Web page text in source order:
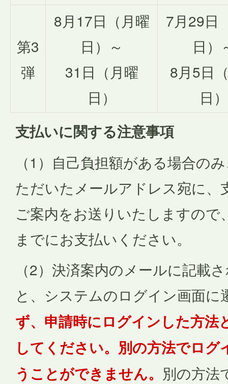
第3
弾
8月17日（月曜
日）～
31日（月曜
日）
7月29日
日）
8月5日
日）
支払いに関する注意事項
（1）自己負担額がある場合の
ただいたメールアドレス宛に、
ご案内をお送りいたしますので
までにお支払いください。
（2）決済案内のメールに記載
と、システムのログイン画面に
ず、申請時にログインした方法
してください。別の方法でロ
うことができません。 別の方法